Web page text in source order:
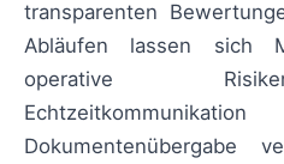
transparenten
Abläufen lassen sich
operative
Dokumentenübergabe